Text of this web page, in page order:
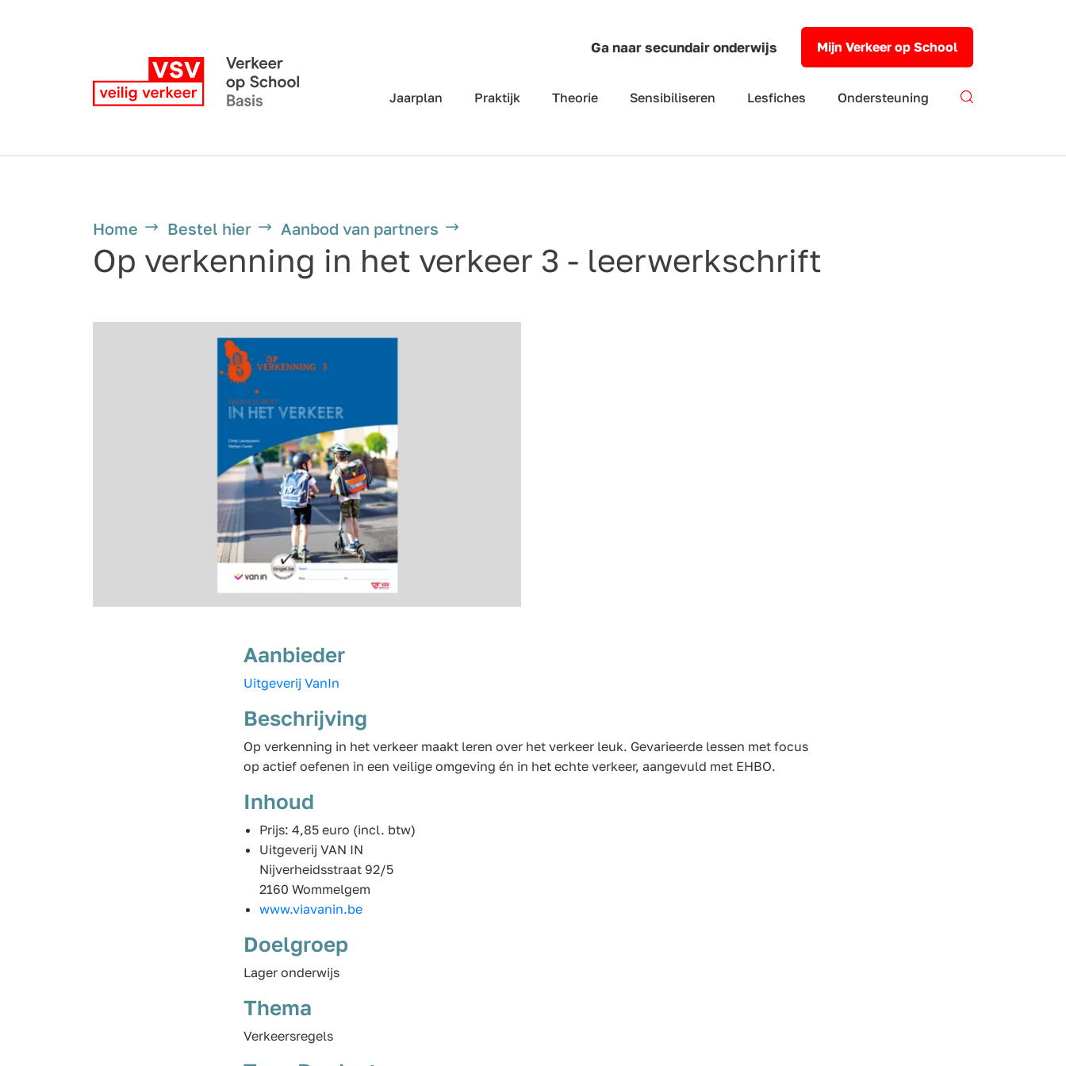
Ga naar secundair onderwijs Mijn Verkeer op School
Jaarplan Praktijk Theorie Sensibiliseren Lesfiches Ondersteuning
Home Bestel hier Aanbod van partners
Op verkenning in het verkeer 3 - leerwerkschrift
Aanbieder
Uitgeverij VanIn
Beschrijving
Op verkenning in het verkeer maakt leren over het verkeer leuk. Gevarieerde lessen met focus
op actief oefenen in een veilige omgeving én in het echte verkeer, aangevuld met EHBO.
Inhoud
Prijs: 4,85 euro (incl. btw)
Uitgeverij VAN IN
Nijverheidsstraat 92/5
2160 Wommelgem
www.viavanin.be
Doelgroep
Lager onderwijs
Thema
Verkeersregels